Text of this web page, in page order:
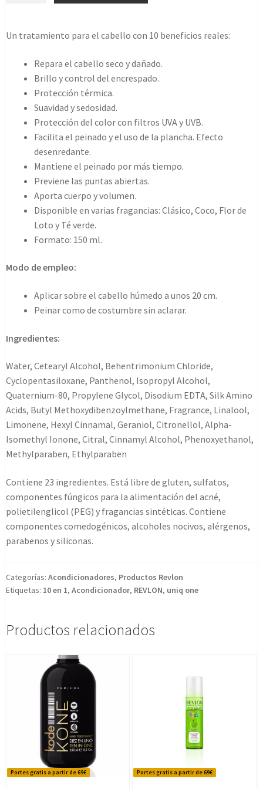
14,00€.12,59€.
cantidad
Un tratamiento para el cabello con 10 beneficios reales:
Repara el cabello seco y dañado.
Brillo y control del encrespado.
Protección térmica.
Suavidad y sedosidad.
Protección del color con filtros UVA y UVB.
Facilita el peinado y el uso de la plancha. Efecto
desenredante.
Mantiene el peinado por más tiempo.
Previene las puntas abiertas.
Aporta cuerpo y volumen.
Disponible en varias fragancias: Clásico, Coco, Flor de
Loto y Té verde.
Formato: 150 ml.
Modo de empleo:
Aplicar sobre el cabello húmedo a unos 20 cm.
Peinar como de costumbre sin aclarar.
Ingredientes:
Water, Cetearyl Alcohol, Behentrimonium Chloride,
Cyclopentasiloxane, Panthenol, Isopropyl Alcohol,
Quaternium-80, Propylene Glycol, Disodium EDTA, Silk Amino
Acids, Butyl Methoxydibenzoylmethane, Fragrance, Linalool,
Limonene, Hexyl Cinnamal, Geraniol, Citronellol, Alpha-
Isomethyl Ionone, Citral, Cinnamyl Alcohol, Phenoxyethanol,
Methylparaben, Ethylparaben
Contiene 23 ingredientes. Está libre de gluten, sulfatos,
componentes fúngicos para la alimentación del acné,
polietilenglicol (PEG) y fragancias sintéticas. Contiene
componentes comedogénicos, alcoholes nocivos, alérgenos,
parabenos y siliconas.
Categorías: Acondicionadores, Productos Revlon
Etiquetas: 10 en 1, Acondicionador, REVLON, uniq one
Productos relacionados
Portes gratis a partir de 69€ Portes gratis a partir de 69€